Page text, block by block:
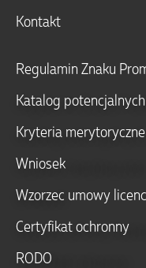
Kontakt
Regulamin Znaku
Katalog
Kryteria merytoryczne
Wniosek
Wzorzec umowy
Certyfikat ochronny
RODO